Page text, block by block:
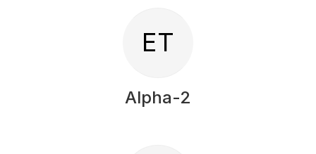
ET
Alpha-2